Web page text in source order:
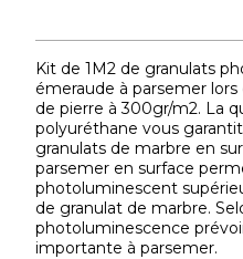
Kit de 1M2 de granulats
émeraude à parsemer
de pierre à 300gr/m2. La
polyuréthane vous
granulats de marbre en
parsemer en surface
photoluminescent
de granulat de marbre.
photoluminescence
importante à parsemer.